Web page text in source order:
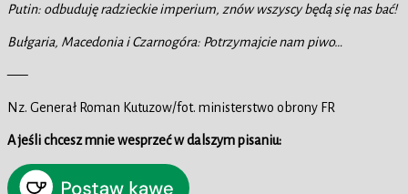
Putin: odbuduję radzieckie imperium, znów wszyscy będą się nas bać!
Bułgaria, Macedonia i Czarnogóra: Potrzymajcie nam piwo…
—–
Nz. Generał Roman Kutuzow/fot. ministerstwo obrony FR
A jeśli chcesz mnie wesprzeć w dalszym pisaniu: